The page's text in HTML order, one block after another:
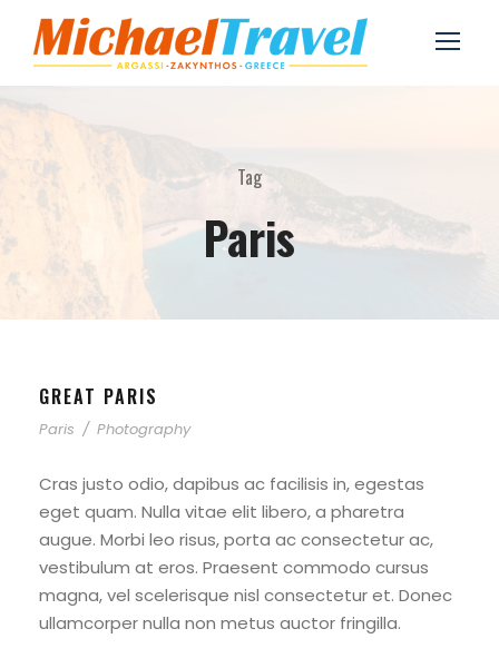
Tag
Paris
GREAT PARIS
Paris / Photography
Cras justo odio, dapibus ac facilisis in, egestas
eget quam. Nulla vitae elit libero, a pharetra
augue. Morbi leo risus, porta ac consectetur ac,
vestibulum at eros. Praesent commodo cursus
magna, vel scelerisque nisl consectetur et. Donec
ullamcorper nulla non metus auctor fringilla.